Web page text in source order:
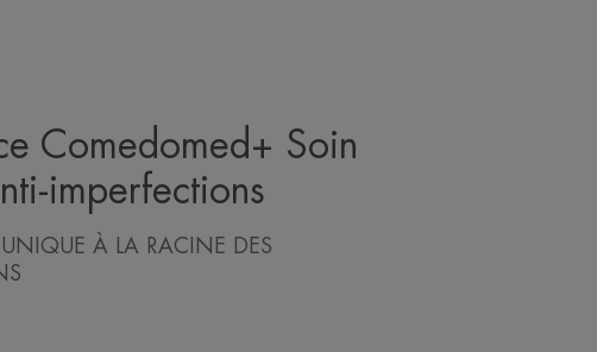
Comedomed+ Soin
imperfections
À LA RACINE DES